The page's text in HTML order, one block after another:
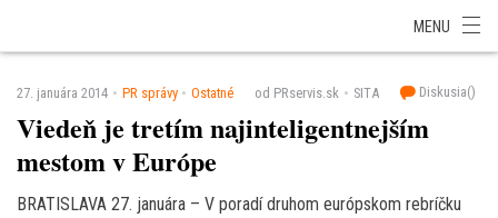
MENU
27. januára 2014 PR správy Ostatné od PRservis.sk SITA Diskusia()
Viedeň je tretím najinteligentnejším
mestom v Európe
BRATISLAVA 27. januára – V poradí druhom európskom rebríčku